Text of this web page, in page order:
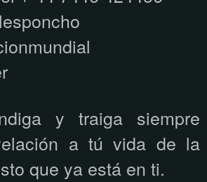
y traiga siempre
a tú vida de la
que ya está en ti.